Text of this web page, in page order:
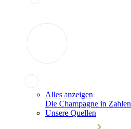
Alles anzeigen
Die Champagne in Zahlen
Unsere Quellen